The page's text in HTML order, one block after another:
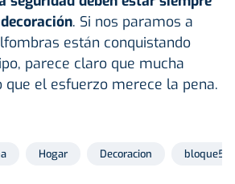
. Si nos paramos a
están conquistando
parece claro que mucha
que el esfuerzo merece la pena.
Hogar Decoracion bloque52